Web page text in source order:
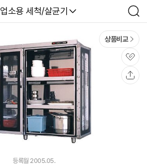
다나와
업소용 세척/살균기
검
색
상품비교
관
심
등록월 2005.05.